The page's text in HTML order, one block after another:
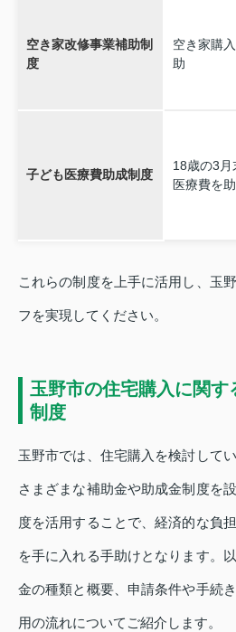
空き家改修事業補助制
度
空き家購
助
子ども医療費助成制度
18歳の3
医療費を
これらの制度を上手に活用し、玉
フを実現してください。
玉野市の住宅購入に関す
制度
玉野市では、住宅購入を検討して
さまざまな補助金や助成金制度を
度を活用することで、経済的な負
を手に入れる手助けとなります。
金の種類と概要、申請条件や手続
用の流れについてご紹介します。